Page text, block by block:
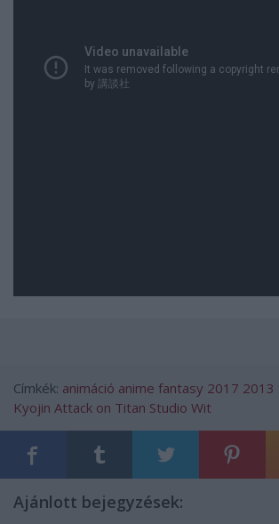
Címkék: animáció anime fantasy 2017 2013
Kyojin Attack on Titan Studio Wit
Ajánlott bejegyzések: